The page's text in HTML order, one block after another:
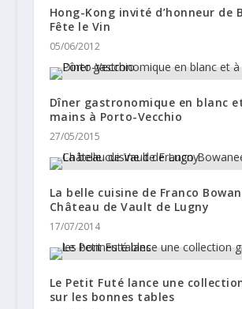
Hong-Kong invité d’honneur de
Fête le Vin
05/06/2012
Dîner gastronomique en blanc
mains à Porto-Vecchio
27/05/2015
La belle cuisine de Franco
Château de Vault de Lugny
17/07/2014
Le Petit Futé lance une
sur les bonnes tables